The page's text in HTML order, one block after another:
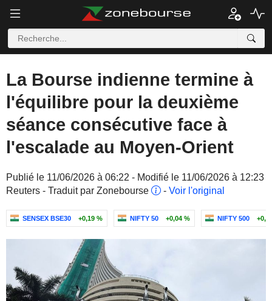
La Bourse indienne termine à
l'équilibre pour la deuxième
séance consécutive face à
l'escalade au Moyen-Orient
Publié le 11/06/2026 à 06:22 - Modifié le 11/06/2026 à 12:23
Reuters - Traduit par Zonebourse
- Voir l'original
SENSEX BSE30 +0,19 % NIFTY 50 +0,04 % NIFTY 500